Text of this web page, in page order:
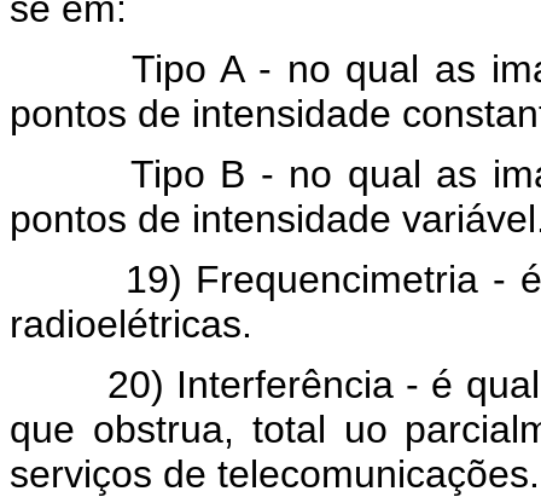
Tipo A - no qual as
pontos de intensidade
Tipo B - no qual as
pontos de intensidade
19) Frequencimetria - é
radioelétricas.
20) Interferência - é
que obstrua, total uo
serviços de telecomunicações.